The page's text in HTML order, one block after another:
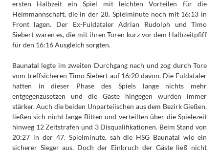
ersten Halbzeit ein Spiel mit leichten Vorteilen für die
Heimmannschaft, die in der 28. Spielminute noch mit 16:13 in
Front lagen. Der Ex-Fuldataler Adrian Rudolph und Timo
Siebert waren es, die mit ihren Toren kurz vor dem Halbzeitpfiff
für den 16:16 Ausgleich sorgten.
Baunatal legte im zweiten Durchgang nach und zog durch Tore
vom treffsicheren Timo Siebert auf 16:20 davon. Die Fuldataler
hatten in dieser Phase des Spiels lange nichts mehr
entgegenzusetzen und die Gäste hingegen wurden immer
stärker. Auch die beiden Unparteiischen aus dem Bezirk Gießen,
ließen sich nicht lange Bitten und verteilten über die Spielezeit
hinweg 12 Zeitstrafen und 3 Disqualifikationen. Beim Stand von
20:27 in der 47. Spielminute, sah die HSG Baunatal wie ein
sicherer Sieger aus. Doch der Einbruch der Gäste ließ nicht